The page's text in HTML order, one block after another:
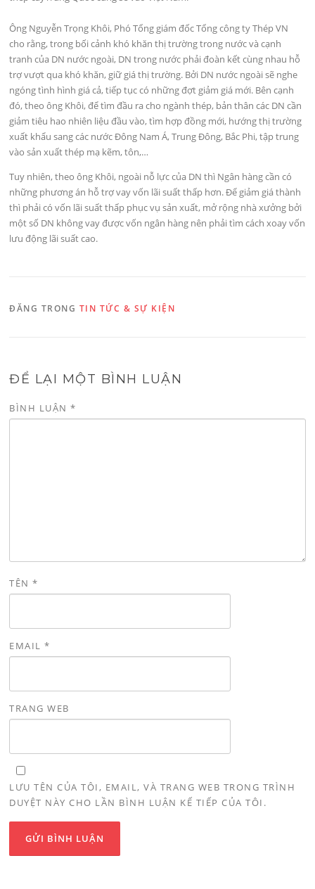
Ông Nguyễn Trọng Khôi, Phó Tổng giám đốc Tổng công ty Thép VN
cho rằng, trong bối cảnh khó khăn thị trường trong nước và cạnh
tranh của DN nước ngoài, DN trong nước phải đoàn kết cùng nhau hỗ
trợ vượt qua khó khăn, giữ giá thị trường. Bởi DN nước ngoài sẽ nghe
ngóng tình hình giá cả, tiếp tục có những đợt giảm giá mới. Bên cạnh
đó, theo ông Khôi, để tìm đầu ra cho ngành thép, bản thân các DN cần
giảm tiêu hao nhiên liệu đầu vào, tìm hợp đồng mới, hướng thị trường
xuất khẩu sang các nước Đông Nam Á, Trung Đông, Bắc Phi, tập trung
vào sản xuất thép mạ kẽm, tôn,…
Tuy nhiên, theo ông Khôi, ngoài nỗ lực của DN thì Ngân hàng cần có
những phương án hỗ trợ vay vốn lãi suất thấp hơn. Để giảm giá thành
thì phải có vốn lãi suất thấp phục vụ sản xuất, mở rộng nhà xưởng bởi
một số DN không vay được vốn ngân hàng nên phải tìm cách xoay vốn
lưu động lãi suất cao.
ĐĂNG TRONG TIN TỨC & SỰ KIỆN
ĐỂ LẠI MỘT BÌNH LUẬN
BÌNH LUẬN*
TÊN*
EMAIL*
TRANG WEB
LƯU TÊN CỦA TÔI, EMAIL, VÀ TRANG WEB TRONG TRÌNH
DUYỆT NÀY CHO LẦN BÌNH LUẬN KẾ TIẾP CỦA TÔI.